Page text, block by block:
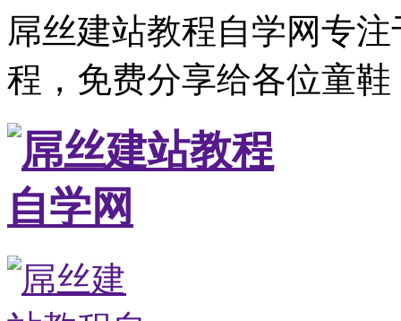
屌丝建站教程自学网专
程，免费分享给各位童